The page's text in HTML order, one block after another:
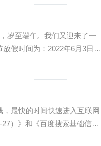
岁至端午。我们又迎来了一
假时间为：2022年6月3日至
最快的时间快速进入互联网
）》和《百度搜索基础信息